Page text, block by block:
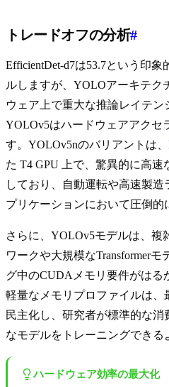
トレードオフの分析#
EfficientDet-d7は53.7という印
ルしますが、YOLOアーキテク
ウェア上で重大な推論レイテン
YOLOv5はハードウェアアクセ
す。YOLOv5nのバリアントは、
た T4 GPU 上で、驚異的に高速
しており、自動運転や高速製
プリケーションにおいて圧倒的
さらに、YOLOv5モデルは、複
ワークや大規模なTransformer
グ中のCUDAメモリ要件がはる
軽量なメモリプロファイルは
民主化し、研究者が標準的な
なモデルをトレーニングできる
ハードウェア効率の最大化